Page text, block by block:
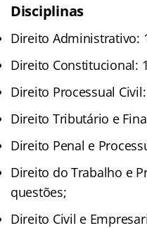
Disciplinas
Direito Administrativo:
Direito Constitucional:
Direito Processual
Direito Tributário e
Direito Penal e
Direito do Trabalho e
questões;
Direito Civil e